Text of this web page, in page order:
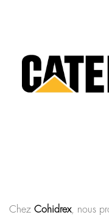
Chez Cohidrex, nous